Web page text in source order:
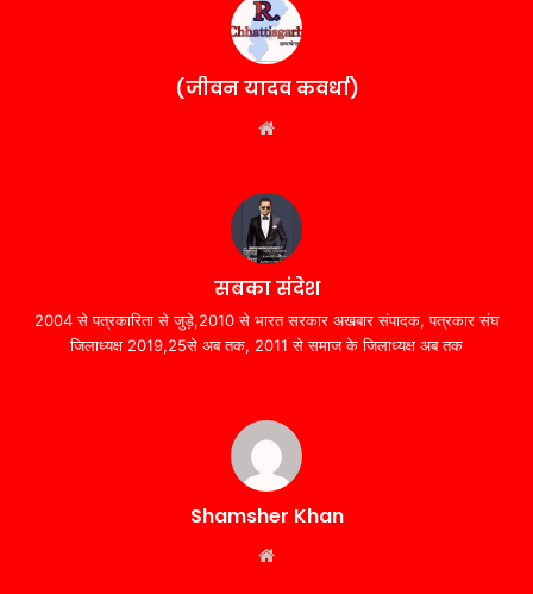
(जीवन यादव कवर्धा)
सबका संदेश
2004 से पत्रकारिता से जुड़े,2010 से भारत सरकार अखबार संपादक, पत्रकार संघ
जिलाध्यक्ष 2019,25से अब तक, 2011 से समाज के जिलाध्यक्ष अब तक
Shamsher Khan